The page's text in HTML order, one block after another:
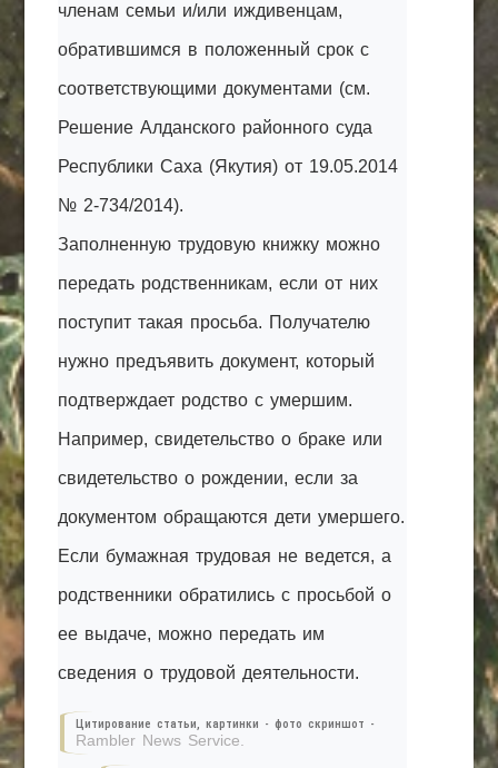
членам семьи и/или иждивенцам,
обратившимся в положенный срок с
соответствующими документами (см.
Решение Алданского районного суда
Республики Саха (Якутия) от 19.05.2014
№ 2-734/2014).
Заполненную трудовую книжку можно
передать родственникам, если от них
поступит такая просьба. Получателю
нужно предъявить документ, который
подтверждает родство с умершим.
Например, свидетельство о браке или
свидетельство о рождении, если за
документом обращаются дети умершего.
Если бумажная трудовая не ведется, а
родственники обратились с просьбой о
ее выдаче, можно передать им
сведения о трудовой деятельности.
Цитирование статьи, картинки - фото скриншот -
Rambler News Service.